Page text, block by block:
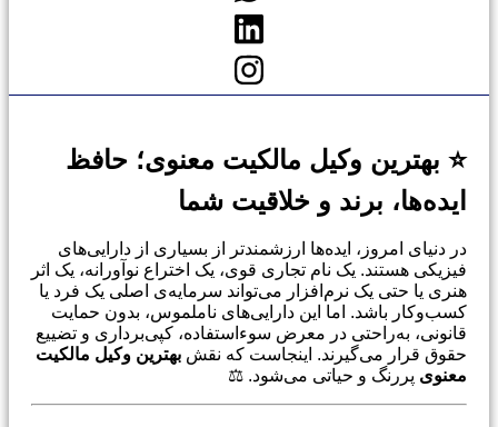
⭐ بهترین وکیل مالکیت معنوی؛ حافظ
ایده‌ها، برند و خلاقیت شما
در دنیای امروز، ایده‌ها ارزشمندتر از بسیاری از دارایی‌های
فیزیکی هستند. یک نام تجاری قوی، یک اختراع نوآورانه، یک اثر
هنری یا حتی یک نرم‌افزار می‌تواند سرمایه‌ی اصلی یک فرد یا
کسب‌وکار باشد. اما این دارایی‌های ناملموس، بدون حمایت
قانونی، به‌راحتی در معرض سوءاستفاده، کپی‌برداری و تضییع
حقوق قرار می‌گیرند. اینجاست که نقش بهترین وکیل مالکیت
معنوی پررنگ و حیاتی می‌شود. ⚖️